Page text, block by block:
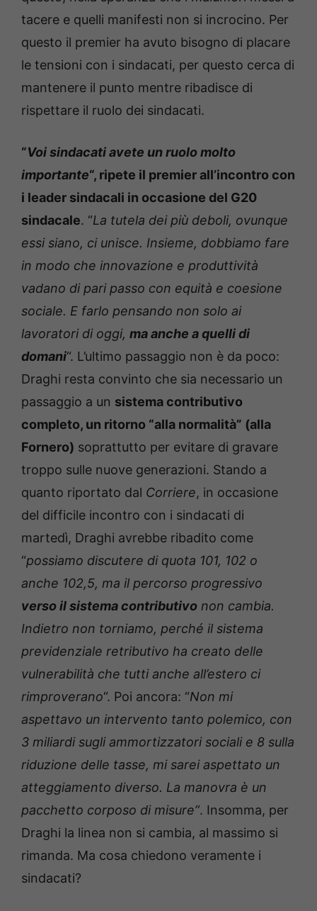
tacere e quelli manifesti non si incrocino. Per
questo il premier ha avuto bisogno di placare
le tensioni con i sindacati, per questo cerca di
mantenere il punto mentre ribadisce di
rispettare il ruolo dei sindacati.
“Voi sindacati avete un ruolo molto
importante“, ripete il premier all’incontro con
i leader sindacali in occasione del G20
sindacale. “La tutela dei più deboli, ovunque
essi siano, ci unisce. Insieme, dobbiamo fare
in modo che innovazione e produttività
vadano di pari passo con equità e coesione
sociale. E farlo pensando non solo ai
lavoratori di oggi, ma anche a quelli di
domani“. L’ultimo passaggio non è da poco:
Draghi resta convinto che sia necessario un
passaggio a un sistema contributivo
completo, un ritorno “alla normalità” (alla
Fornero) soprattutto per evitare di gravare
troppo sulle nuove generazioni. Stando a
quanto riportato dal Corriere, in occasione
del difficile incontro con i sindacati di
martedì, Draghi avrebbe ribadito come
“possiamo discutere di quota 101, 102 o
anche 102,5, ma il percorso progressivo
verso il sistema contributivo non cambia.
Indietro non torniamo, perché il sistema
previdenziale retributivo ha creato delle
vulnerabilità che tutti anche all’estero ci
rimproverano“. Poi ancora: “Non mi
aspettavo un intervento tanto polemico, con
3 miliardi sugli ammortizzatori sociali e 8 sulla
riduzione delle tasse, mi sarei aspettato un
atteggiamento diverso. La manovra è un
pacchetto corposo di misure”. Insomma, per
Draghi la linea non si cambia, al massimo si
rimanda. Ma cosa chiedono veramente i
sindacati?